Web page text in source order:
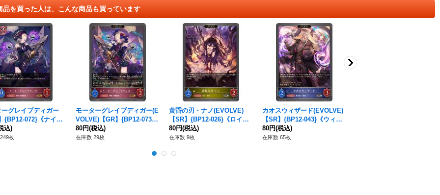
品を買った人は、こんな商品も買っています
ーグレイブディガー
{BP12-072}《ナイト
込)
枚
モーターグレイブディガー(E
VOLVE)【GR】{BP12-073}
《ナイトメア》
80円(税込)
在庫数 29枚
黄昏の刃・ナノ(EVOLVE)
【SR】{BP12-026}《ロイヤ
ル》
80円(税込)
在庫数 9枚
カオスウィザード(EVOLVE)
【SR】{BP12-043}《ウィッ
チ》
80円(税込)
在庫数 65枚